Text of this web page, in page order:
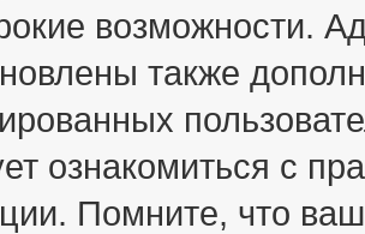
возможности.
также
ознакомиться с
Помните, что